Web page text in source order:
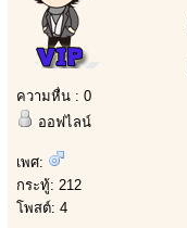
ความหื่น : 0
ออฟไลน์
เพศ:
กระทู้: 212
โพสต์: 4